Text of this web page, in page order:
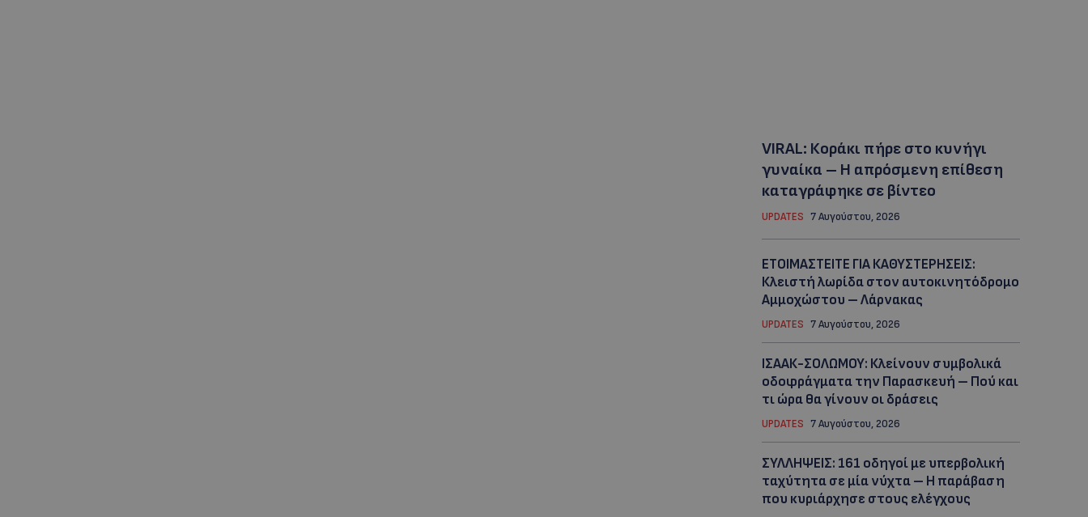
VIRAL: Κοράκι πήρε στο κυνήγι
γυναίκα – Η απρόσμενη επίθεση
καταγράφηκε σε βίντεο
UPDATES 7 Αυγούστου, 2026
ΕΤΟΙΜΑΣΤΕΙΤΕ ΓΙΑ ΚΑΘΥΣΤΕΡΗΣΕΙΣ:
Κλειστή λωρίδα στον αυτοκινητόδρομο
Αμμοχώστου – Λάρνακας
UPDATES 7 Αυγούστου, 2026
ΙΣΑΑΚ-ΣΟΛΩΜΟΥ: Κλείνουν συμβολικά
οδοφράγματα την Παρασκευή – Πού και
τι ώρα θα γίνουν οι δράσεις
UPDATES 7 Αυγούστου, 2026
ΣΥΛΛΗΨΕΙΣ: 161 οδηγοί με υπερβολική
ταχύτητα σε μία νύχτα – Η παράβαση
που κυριάρχησε στους ελέγχους